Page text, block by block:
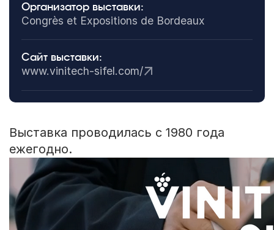
Организатор выставки:
Congrès et Expositions de Bordeaux
Сайт выставки:
www.vinitech-sifel.com/
Выставка проводилась с 1980 года
ежегодно.